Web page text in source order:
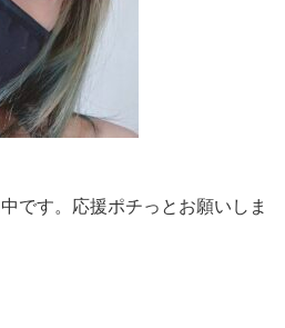
です。応援ポチっとお願いしま